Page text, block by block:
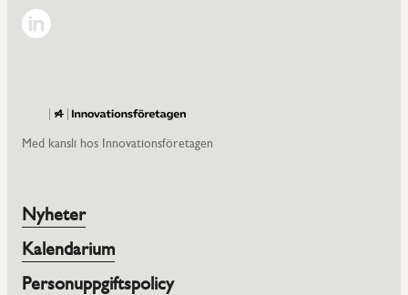
Med kansli hos Innovationsföretagen
Nyheter
Kalendarium
Personuppgiftspolicy